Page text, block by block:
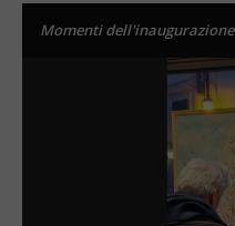
Momenti dell'inaugurazione